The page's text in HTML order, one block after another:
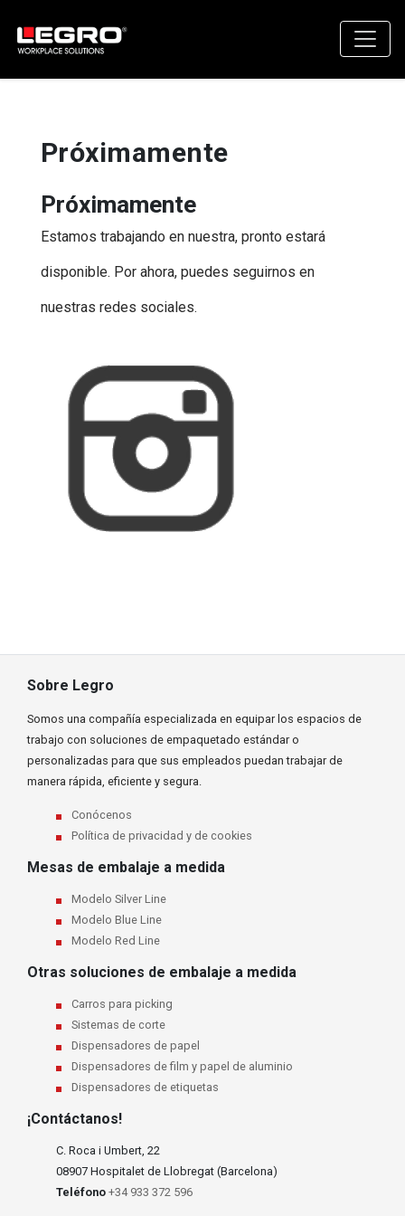
Próximamente
Próximamente
Estamos trabajando en nuestra, pronto estará
disponible. Por ahora, puedes seguirnos en
nuestras redes sociales.
Sobre Legro
Somos una compañía especializada en equipar los espacios de
trabajo con soluciones de empaquetado estándar o
personalizadas para que sus empleados puedan trabajar de
manera rápida, eficiente y segura.
Conócenos
Política de privacidad y de cookies
Mesas de embalaje a medida
Modelo Silver Line
Modelo Blue Line
Modelo Red Line
Otras soluciones de embalaje a medida
Carros para picking
Sistemas de corte
Dispensadores de papel
Dispensadores de film y papel de aluminio
Dispensadores de etiquetas
¡Contáctanos!
C. Roca i Umbert, 22
08907 Hospitalet de Llobregat (Barcelona)
Teléfono +34 933 372 596